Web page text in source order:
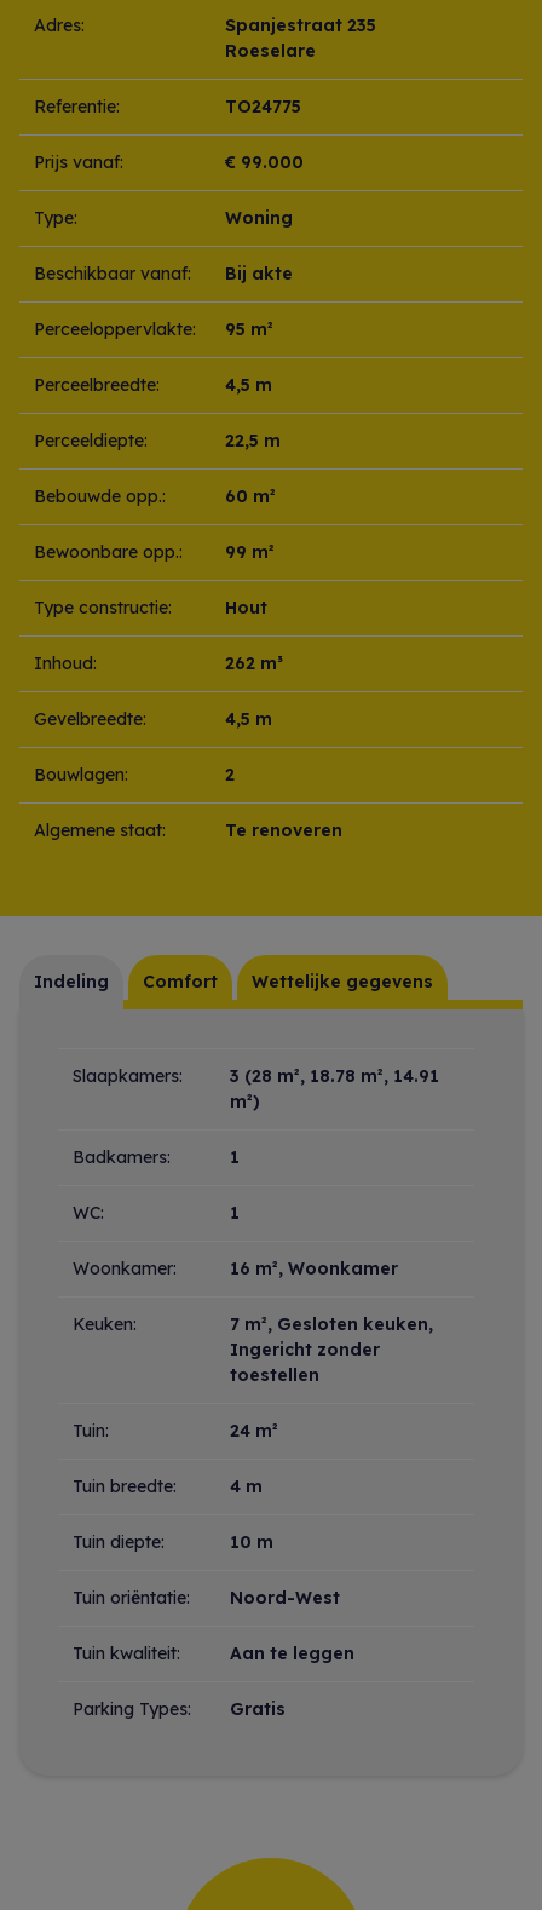
Adres:
Spanjestraat 235
Roeselare
Referentie: TO24775
Prijs vanaf: € 99.000
Type: Woning
Beschikbaar vanaf: Bij akte
Perceeloppervlakte: 95 m²
Perceelbreedte: 4,5 m
Perceeldiepte: 22,5 m
Bebouwde opp.: 60 m²
Bewoonbare opp.: 99 m²
Type constructie: Hout
Inhoud: 262 m³
Gevelbreedte: 4,5 m
Bouwlagen: 2
Algemene staat: Te renoveren
Indeling Comfort Wettelijke gegevens
Indeling
Slaapkamers: 3 (28 m², 18.78 m², 14.91
m²)
Badkamers: 1
WC: 1
Woonkamer: 16 m², Woonkamer
Keuken: 7 m², Gesloten keuken,
Ingericht zonder
toestellen
Tuin: 24 m²
Tuin breedte: 4 m
Tuin diepte: 10 m
Tuin oriëntatie: Noord-West
Tuin kwaliteit: Aan te leggen
Parking Types: Gratis